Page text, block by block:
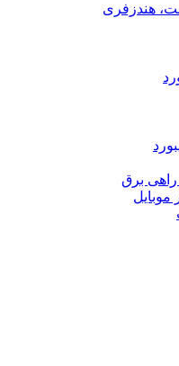
هندزفری
برق
موبایل